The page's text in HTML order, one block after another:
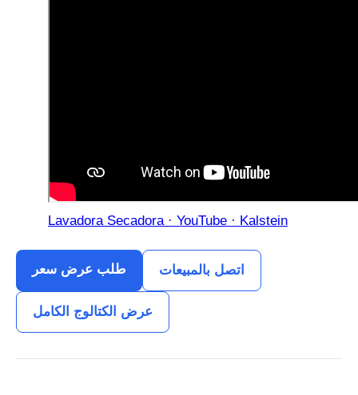
Lavadora Secadora · YouTube · Kalstein
طلب عرض سعر اتصل بالمبيعات
عرض الكتالوج الكامل